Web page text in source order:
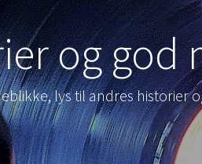
og
lys til andres historier